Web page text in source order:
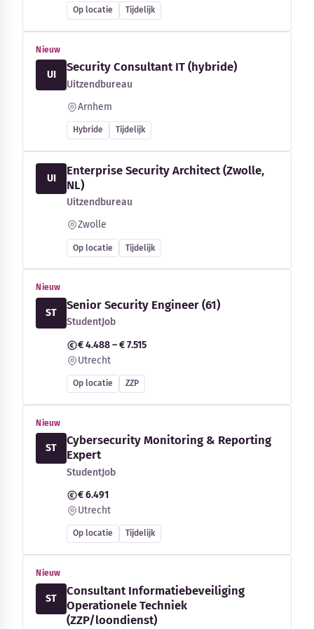
Op locatie Tijdelijk
Nieuw
UI
Security Consultant IT (hybride)
Uitzendbureau
Arnhem
Hybride Tijdelijk
UI
Enterprise Security Architect (Zwolle,
NL)
Uitzendbureau
Zwolle
Op locatie Tijdelijk
Nieuw
ST
Senior Security Engineer (61)
StudentJob
€ 4.488 – € 7.515
Utrecht
Op locatie ZZP
Nieuw
ST
Cybersecurity Monitoring & Reporting
Expert
StudentJob
€ 6.491
Utrecht
Op locatie Tijdelijk
Nieuw
ST
Consultant Informatiebeveiliging
Operationele Techniek
(ZZP/loondienst)